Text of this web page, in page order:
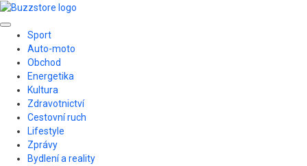
Skip
content
Primary
Menu
Sport
Auto-moto
Obchod
Energetika
Kultura
Zdravotnictví
Cestovní ruch
Lifestyle
Zprávy
Bydlení a reality